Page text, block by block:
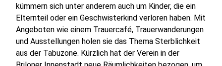
kümmern sich unter anderem auch um Kinder, die ein
Elternteil oder ein Geschwisterkind verloren haben. Mit
Angeboten wie einem Trauercafé, Trauerwanderungen
und Ausstellungen holen sie das Thema Sterblichkeit
aus der Tabuzone. Kürzlich hat der Verein in der